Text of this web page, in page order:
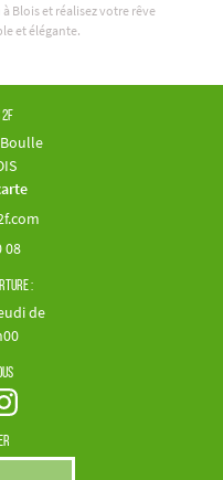
Blois et réalisez votre rêve
et élégante.
08
:
de